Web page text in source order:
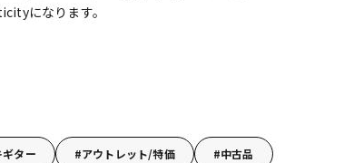
になります。
ター アウトレット/特価 中古品